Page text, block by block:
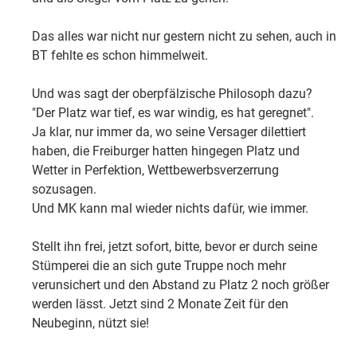
Das alles war nicht nur gestern nicht zu sehen, auch in
BT fehlte es schon himmelweit.
Und was sagt der oberpfälzische Philosoph dazu?
"Der Platz war tief, es war windig, es hat geregnet".
Ja klar, nur immer da, wo seine Versager dilettiert
haben, die Freiburger hatten hingegen Platz und
Wetter in Perfektion, Wettbewerbsverzerrung
sozusagen.
Und MK kann mal wieder nichts dafür, wie immer.
Stellt ihn frei, jetzt sofort, bitte, bevor er durch seine
Stümperei die an sich gute Truppe noch mehr
verunsichert und den Abstand zu Platz 2 noch größer
werden lässt. Jetzt sind 2 Monate Zeit für den
Neubeginn, nützt sie!